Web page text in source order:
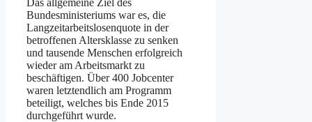
Das allgemeine Ziel des
Bundesministeriums war es, die
Langzeitarbeitslosenquote in der
betroffenen Altersklasse zu senken
und tausende Menschen erfolgreich
wieder am Arbeitsmarkt zu
beschäftigen. Über 400 Jobcenter
waren letztendlich am Programm
beteiligt, welches bis Ende 2015
durchgeführt wurde.